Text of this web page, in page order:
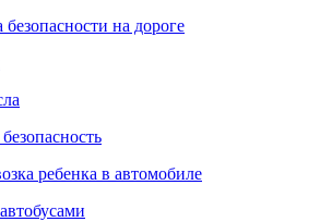
на дороге
ребенка в автомобиле